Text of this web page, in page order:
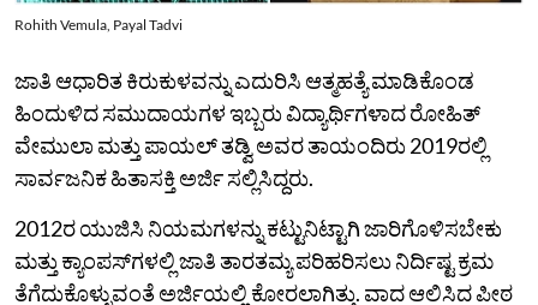
Rohith Vemula, Payal Tadvi
ಜಾತಿ ಆಧಾರಿತ ಕಿರುಕುಳವನ್ನು ಎದುರಿಸಿ ಆತ್ಮಹತ್ಯೆ ಮಾಡಿಕೊಂಡ
ಹಿಂದುಳಿದ ಸಮುದಾಯಗಳ ಇಬ್ಬರು ವಿದ್ಯಾರ್ಥಿಗಳಾದ ರೋಹಿತ್
ವೇಮುಲಾ ಮತ್ತು ಪಾಯಲ್ ತಡ್ವಿ ಅವರ ತಾಯಂದಿರು 2019ರಲ್ಲಿ
ಸಾರ್ವಜನಿಕ ಹಿತಾಸಕ್ತಿ ಅರ್ಜಿ ಸಲ್ಲಿಸಿದ್ದರು.
2012ರ ಯುಜಿಸಿ ನಿಯಮಗಳನ್ನು ಕಟ್ಟುನಿಟ್ಟಾಗಿ ಜಾರಿಗೊಳಿಸಬೇಕು
ಮತ್ತು ಕ್ಯಾಂಪಸ್‌ಗಳಲ್ಲಿ ಜಾತಿ ತಾರತಮ್ಯ ಪರಿಹರಿಸಲು ನಿರ್ದಿಷ್ಟ ಕ್ರಮ
ತೆಗೆದುಕೊಳ್ಳುವಂತೆ ಅರ್ಜಿಯಲ್ಲಿ ಕೋರಲಾಗಿತ್ತು. ವಾದ ಆಲಿಸಿದ ಪೀಠ